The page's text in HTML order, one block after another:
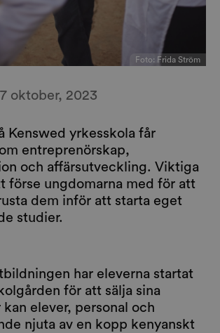
Foto: Frida Ström
oktober, 2023
Kenswed yrkesskola får
entreprenörskap,
och affärsutveckling. Viktiga
förse ungdomarna med för att
dem inför att starta eget
studier.
har eleverna startat
för att sälja sina
elever, personal och
njuta av en kopp kenyanskt